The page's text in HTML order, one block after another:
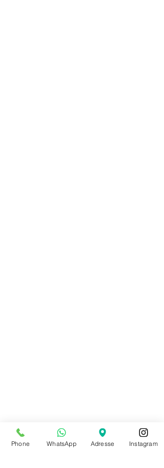
Phone WhatsApp Adresse Instagram